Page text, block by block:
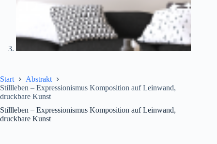
Start
Abstrakt
Stillleben – Expressionismus Komposition auf Leinwand,
druckbare Kunst
Stillleben – Expressionismus Komposition auf Leinwand,
druckbare Kunst